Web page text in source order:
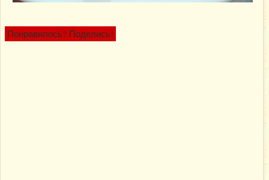
Понравилось? Поделись!